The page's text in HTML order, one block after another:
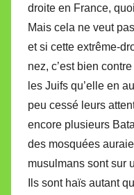
droite en France,
Mais cela ne veut
et si cette extrême-
nez, c’est bien
les Juifs qu’elle en
peu cessé leurs
encore plusieurs
des mosquées
musulmans sont sur
Ils sont haïs autant